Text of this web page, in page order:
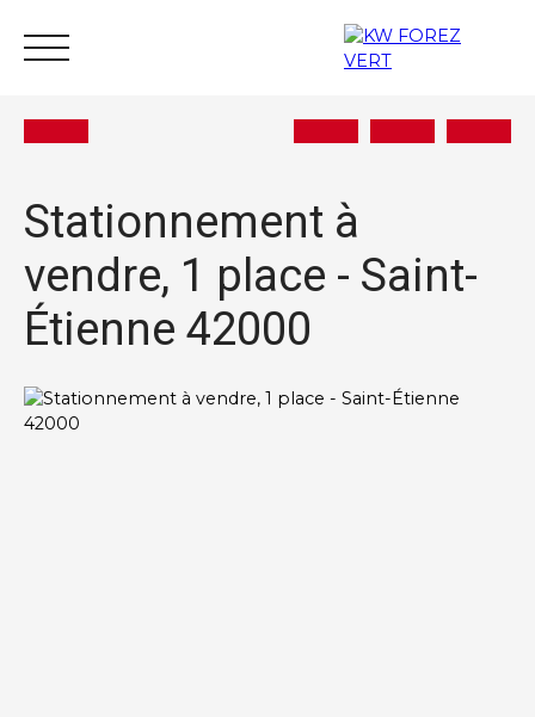
Acheter Vendre Estimer Louer
Stationnement à
vendre, 1 place - Saint-
Étienne 42000